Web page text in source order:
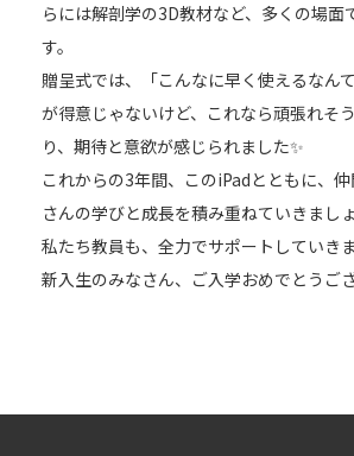
らには解剖学の3D教材など、多くの場面
す。
贈呈式では、「こんなに早く使えるなん
が得意じゃないけど、これなら頑張れそ
り、期待と意欲が感じられました✨
これからの3年間、このiPadとともに、
さんの学びと成長を積み重ねていきましょ
私たち教員も、全力でサポートしていき
新入生のみなさん、ご入学おめでとうご